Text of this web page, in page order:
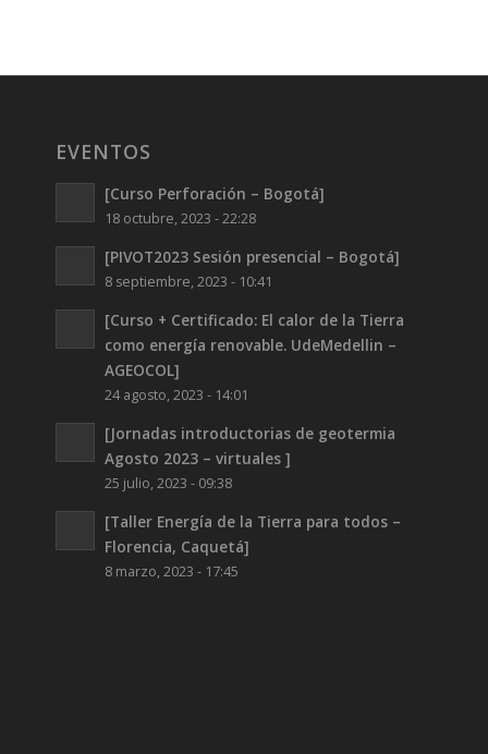
EVENTOS
[Curso Perforación – Bogotá]
18 octubre, 2023 - 22:28
[PIVOT2023 Sesión presencial – Bogotá]
8 septiembre, 2023 - 10:41
[Curso + Certificado: El calor de la Tierra
como energía renovable. UdeMedellin –
AGEOCOL]
24 agosto, 2023 - 14:01
[Jornadas introductorias de geotermia
Agosto 2023 – virtuales ]
25 julio, 2023 - 09:38
[Taller Energía de la Tierra para todos –
Florencia, Caquetá]
8 marzo, 2023 - 17:45